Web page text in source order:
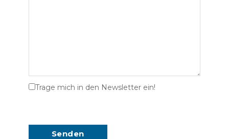
Trage mich in den Newsletter ein!